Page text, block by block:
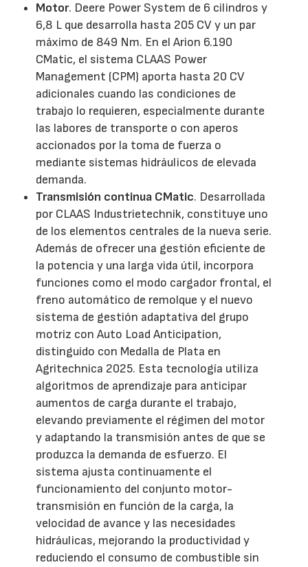
Motor. Deere Power System de 6 cilindros y
6,8 L que desarrolla hasta 205 CV y un par
máximo de 849 Nm. En el Arion 6.190
CMatic, el sistema CLAAS Power
Management (CPM) aporta hasta 20 CV
adicionales cuando las condiciones de
trabajo lo requieren, especialmente durante
las labores de transporte o con aperos
accionados por la toma de fuerza o
mediante sistemas hidráulicos de elevada
demanda.
Transmisión continua CMatic. Desarrollada
por CLAAS Industrietechnik, constituye uno
de los elementos centrales de la nueva serie.
Además de ofrecer una gestión eficiente de
la potencia y una larga vida útil, incorpora
funciones como el modo cargador frontal, el
freno automático de remolque y el nuevo
sistema de gestión adaptativa del grupo
motriz con Auto Load Anticipation,
distinguido con Medalla de Plata en
Agritechnica 2025. Esta tecnología utiliza
algoritmos de aprendizaje para anticipar
aumentos de carga durante el trabajo,
elevando previamente el régimen del motor
y adaptando la transmisión antes de que se
produzca la demanda de esfuerzo. El
sistema ajusta continuamente el
funcionamiento del conjunto motor-
transmisión en función de la carga, la
velocidad de avance y las necesidades
hidráulicas, mejorando la productividad y
reduciendo el consumo de combustible sin